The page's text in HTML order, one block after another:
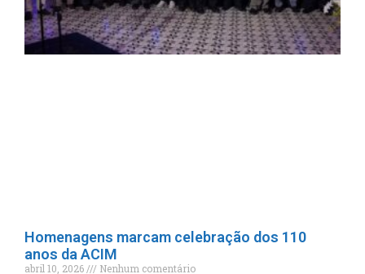
Homenagens marcam celebração dos 110
anos da ACIM
abril 10, 2026
Nenhum comentário